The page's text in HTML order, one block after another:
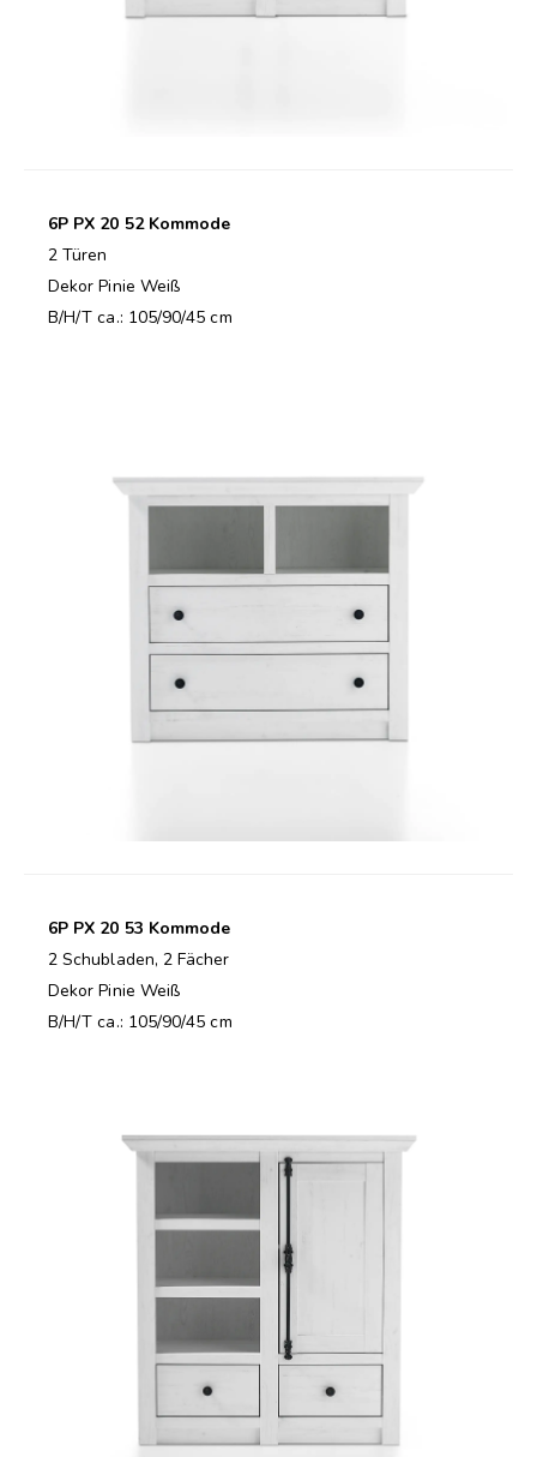
6P PX 20 52 Kommode
2 Türen
Dekor Pinie Weiß
B/H/T ca.: 105/90/45 cm
6P PX 20 53 Kommode
2 Schubladen, 2 Fächer
Dekor Pinie Weiß
B/H/T ca.: 105/90/45 cm